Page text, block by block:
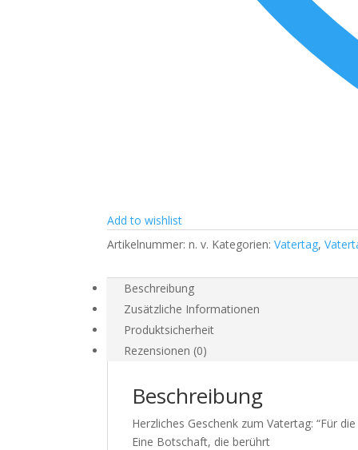
Add to wishlist
Artikelnummer:n. v. Kategorien:Vatertag,
Beschreibung
Zusätzliche Informationen
Produktsicherheit
Rezensionen (0)
Beschreibung
Herzliches Geschenk zum Vatertag: “Für
Eine Botschaft, die berührt